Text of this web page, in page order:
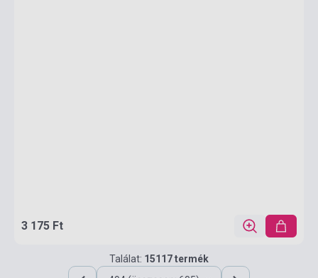
3 175 Ft
Találat: 15117 termék